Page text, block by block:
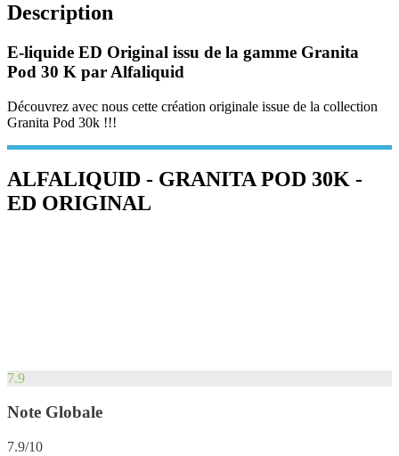
Description
E-liquide ED Original issu de la gamme Granita
Pod 30 K par Alfaliquid
Découvrez avec nous cette création originale issue de la collection
Granita Pod 30k !!!
ALFALIQUID - GRANITA POD 30K -
ED ORIGINAL
7.9
Note Globale
7.9/10